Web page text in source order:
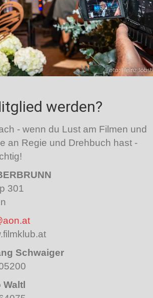
werden?
- wenn du Lust am Filmen und
an Regie und Drehbuch hast -
301
Schwaiger
Waltl